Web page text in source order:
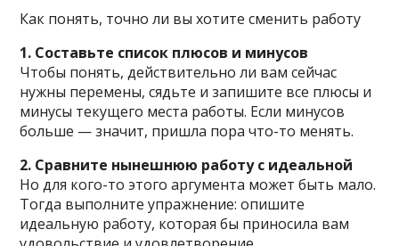
Как понять, точно ли вы хотите сменить работу
1. Составьте список плюсов и минусов
Чтобы понять, действительно ли вам сейчас
нужны перемены, сядьте и запишите все плюсы и
минусы текущего места работы. Если минусов
больше — значит, пришла пора что-то менять.
2. Сравните нынешнюю работу с идеальной
Но для кого-то этого аргумента может быть мало.
Тогда выполните упражнение: опишите
идеальную работу, которая бы приносила вам